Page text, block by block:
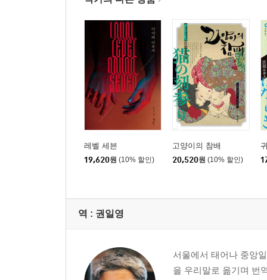
레벨 세븐
19,620원 (10% 할인)
고양이의 참배
20,520원 (10% 할인)
역 : 권일영
서울에서 태어나 중앙
을 우리말로 옮기며 번